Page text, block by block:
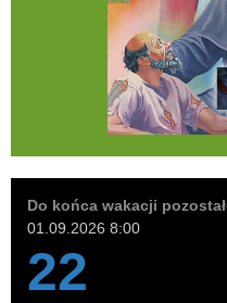
Do końca wakacji
01.09.2026 8:00
22